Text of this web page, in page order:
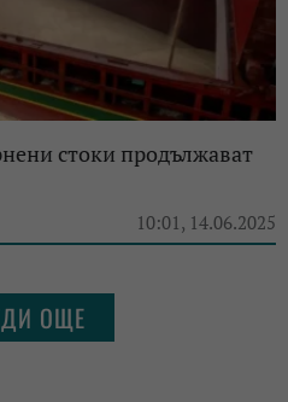
стоки продължават
10:01, 14.06.2025
ОЩЕ